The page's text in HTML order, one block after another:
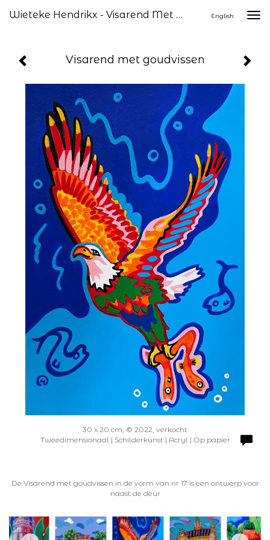
Wieteke Hendrikx - Visarend Met Goudvissen English
Visarend met goudvissen
30 x 20 cm, © 2022, verkocht
Tweedimensionaal | Schilderkunst | Acryl | Op papier
De Visarend met goudvissen in de vorm van nr 17 is een ontwerp voor
naast de deur